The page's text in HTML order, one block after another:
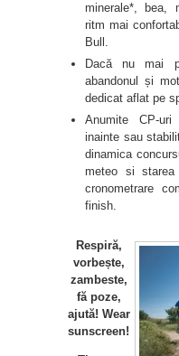
minerale*, bea,
ritm mai
Bull.
Dacă nu mai
abandonul și
dedicat aflat pe
Anumite CP-
inainte sau
dinamica
meteo si starea
cronometrare
finish.
Respiră,
vorbește,
zambeste,
fă poze,
ajută! Wear
sunscreen!